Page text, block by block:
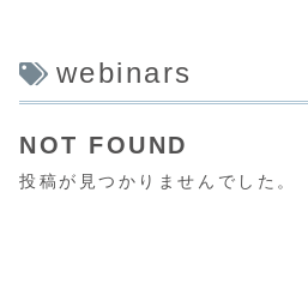
webinars
NOT FOUND
投稿が見つかりませんでした。